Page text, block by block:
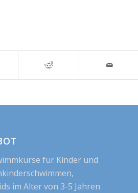
für Kinder und
im Alter von 3-5 Jahren